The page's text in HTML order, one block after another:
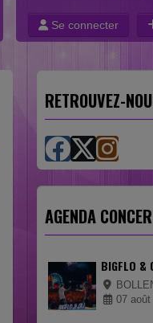
Se connecter
RETROUVEZ-
AGENDA
BIGFLO &
07